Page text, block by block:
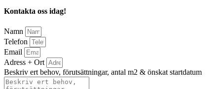
Kontakta oss idag!
Namn
Telefon
Email
Adress + Ort
Beskriv ert behov, förutsättningar, antal m2 & önskat startdatum